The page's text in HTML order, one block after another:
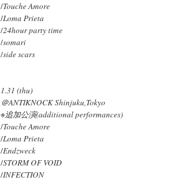
/Touche Amore
/Loma Prieta
/24hour party time
/somari
/side scars
1.31 (thu)
＠ANTIKNOCK Shinjuku,Tokyo
※追加公演(additional performances)
/Touche Amore
/Loma Prieta
/Endzweck
/STORM OF VOID
/INFECTION